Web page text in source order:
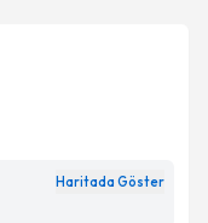
takvimi talebi
almanız için bir
bilgilendireceğiz.
Haritada Göster